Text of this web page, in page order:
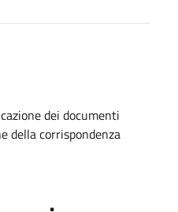
dei documenti
della corrispondenza